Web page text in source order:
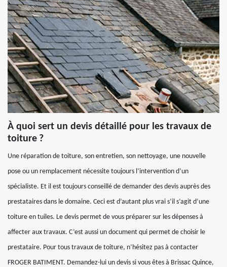
À quoi sert un devis détaillé pour les travaux de
toiture ?
Une réparation de toiture, son entretien, son nettoyage, une nouvelle
pose ou un remplacement nécessite toujours l’intervention d’un
spécialiste. Et il est toujours conseillé de demander des devis auprès des
prestataires dans le domaine. Ceci est d’autant plus vrai s’il s’agit d’une
toiture en tuiles. Le devis permet de vous préparer sur les dépenses à
affecter aux travaux. C’est aussi un document qui permet de choisir le
prestataire. Pour tous travaux de toiture, n’hésitez pas à contacter
FROGER BATIMENT. Demandez-lui un devis si vous êtes à Brissac Quince,